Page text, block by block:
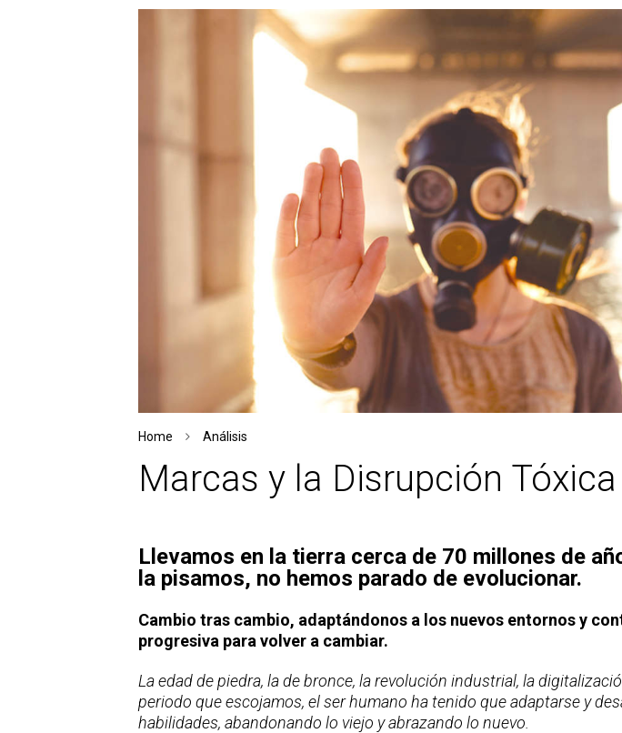
Home Análisis
Marcas y la Disrupción Tóxica
Llevamos en la tierra cerca de 70 millones de
la pisamos, no hemos parado de evolucionar.
Cambio tras cambio, adaptándonos a los nuevos entornos y
progresiva para volver a cambiar.
La edad de piedra, la de bronce, la revolución industrial, la
periodo que escojamos, el ser humano ha tenido que adaptarse y
habilidades, abandonando lo viejo y abrazando lo nuevo.